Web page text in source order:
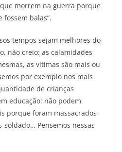
morrem na guerra porque
fossem balas”.
tempos sejam melhores do
não creio: as calamidades
as vítimas são mais ou
por exemplo nos mais
de crianças
educação: não podem
porque foram massacrados
soldado… Pensemos nessas